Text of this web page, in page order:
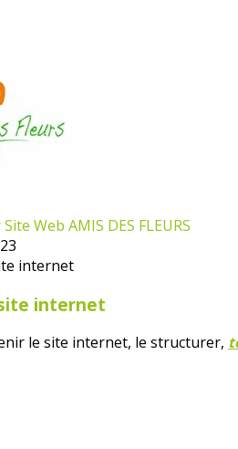
Web AMIS DES FLEURS
internet
le site internet, le structurer,